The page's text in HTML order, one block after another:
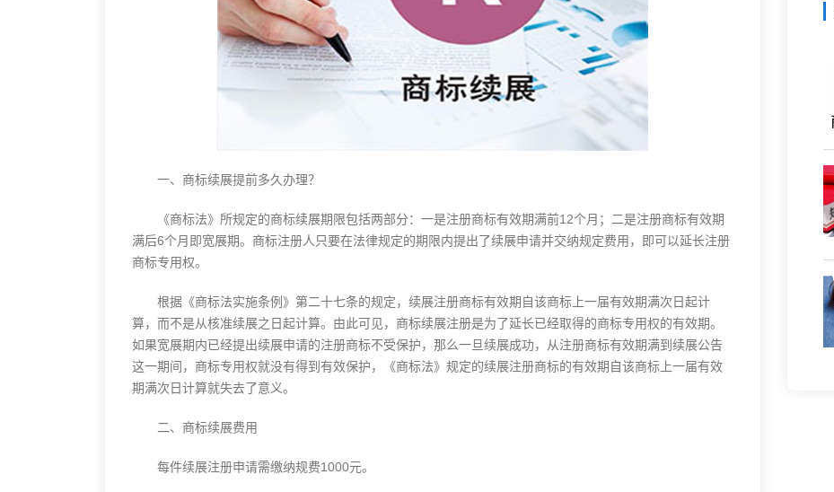
一、商标续展提前多久办理？
《商标法》所规定的商标续展期限包括两部分：一是注册商标有效期满前12个月；二是注册商标有效期
满后6个月即宽展期。 商标注册人只要在法律规定的期限内提出了续展申请并交纳规定费用，即可以延长注册
商标专用权。
根据《商标法实施条例》第二十七条的规定，续展注册商标有效期自该商标上一届有效期满次日起计
算，而不是从核准续展之日起计算。由此可见，商标续展注册是为了延长已经取得的商标专用权的有效期。
如果宽展期内已经提出续展申请的注册商标不受保护，那么一旦续展成功，从注册商标有效期满到续展公告
这一期间，商标专用权就没有得到有效保护，《商标法》规定的续展注册商标的有效期自该商标上一届有效
期满次日计算就失去了意义。
二、商标续展费用
每件续展注册申请需缴纳规费1000元。